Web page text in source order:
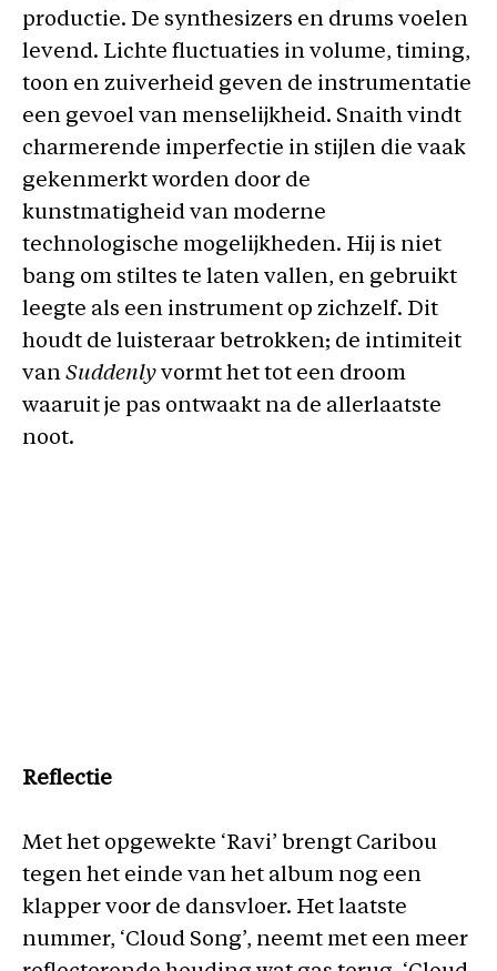
productie. De synthesizers en drums voelen
levend. Lichte fluctuaties in volume, timing,
toon en zuiverheid geven de instrumentatie
een gevoel van menselijkheid. Snaith vindt
charmerende imperfectie in stijlen die vaak
gekenmerkt worden door de
kunstmatigheid van moderne
technologische mogelijkheden. Hij is niet
bang om stiltes te laten vallen, en gebruikt
leegte als een instrument op zichzelf. Dit
houdt de luisteraar betrokken; de intimiteit
van Suddenly vormt het tot een droom
waaruit je pas ontwaakt na de allerlaatste
noot.
Reflectie
Met het opgewekte ‘Ravi’ brengt Caribou
tegen het einde van het album nog een
klapper voor de dansvloer. Het laatste
nummer, ‘Cloud Song’, neemt met een meer